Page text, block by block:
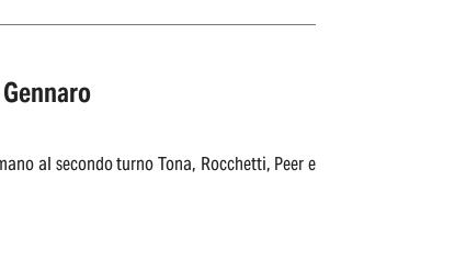
al secondo turno Tona, Rocchetti, Peer e